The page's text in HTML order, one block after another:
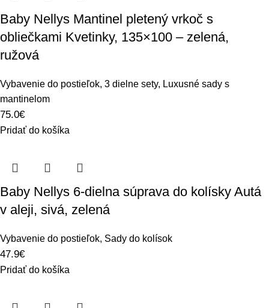
Baby Nellys Mantinel pletený vrkoč s
obliečkami Kvetinky, 135×100 – zelená,
ružová
Vybavenie do postieľok, 3 dielne sety, Luxusné sady s
mantinelom
75.0€
Pridať do košíka
Baby Nellys 6-dielna súprava do kolísky Autá
v aleji, sivá, zelená
Vybavenie do postieľok, Sady do kolísok
47.9€
Pridať do košíka